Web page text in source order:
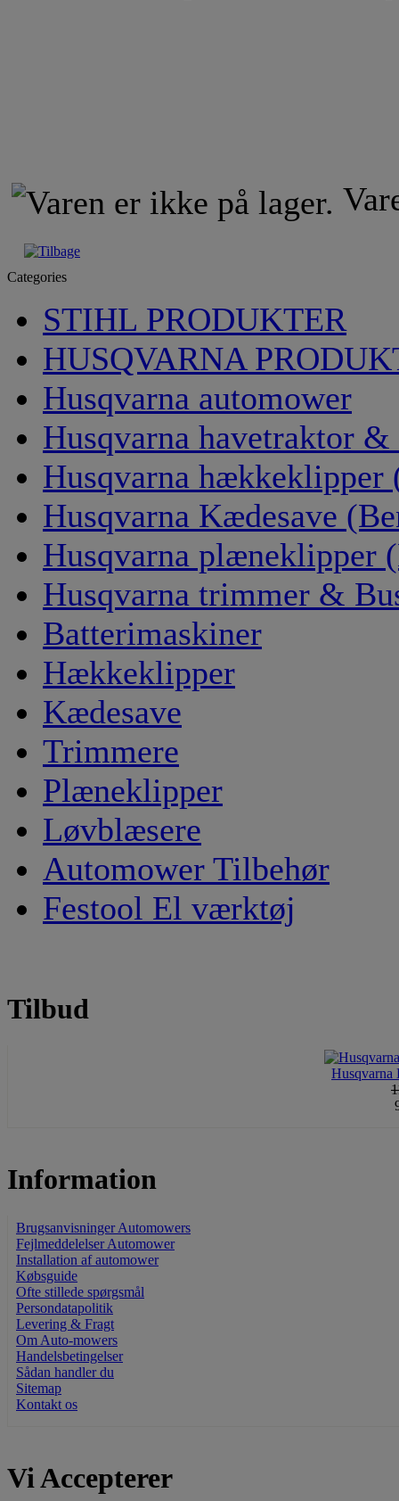
Categories
STIHL PRODUKTER
HUSQVARNA
Husqvarna automower
Husqvarna havetraktor
Husqvarna hækkeklipper
Husqvarna Kædesave
Husqvarna plæneklipper
Husqvarna trimmer &
Batterimaskiner
Hækkeklipper
Kædesave
Trimmere
Plæneklipper
Løvblæsere
Automower Tilbehør
Festool El værktøj
Tilbud
Information
Brugsanvisninger Automowers
Fejlmeddelelser Automower
Installation af automower
Købsguide
Ofte stillede spørgsmål
Persondatapolitik
Levering & Fragt
Om Auto-mowers
Handelsbetingelser
Sådan handler du
Sitemap
Kontakt os
Vi Accepterer